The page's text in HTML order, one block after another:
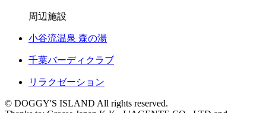
周辺施設
小谷流温泉 森の湯
千葉バーディクラブ
リラクゼーション
© DOGGY'S ISLAND All rights reserved.